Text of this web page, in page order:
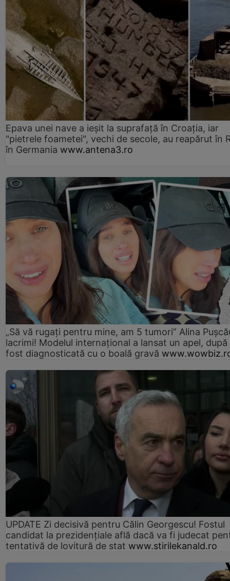
Epava unei nave a ieșit la suprafață în Croația, iar
"pietrele foametei", vechi de secole, au reapărut în
în Germania www.antena3.ro
„Să vă rugați pentru mine, am 5 tumori” Alina
lacrimi! Modelul internațional a lansat un apel, după
fost diagnosticată cu o boală gravă
UPDATE Zi decisivă pentru Călin Georgescu! Fostul
candidat la prezidențiale află dacă va fi judecat
tentativă de lovitură de stat www.stirilekanald.ro